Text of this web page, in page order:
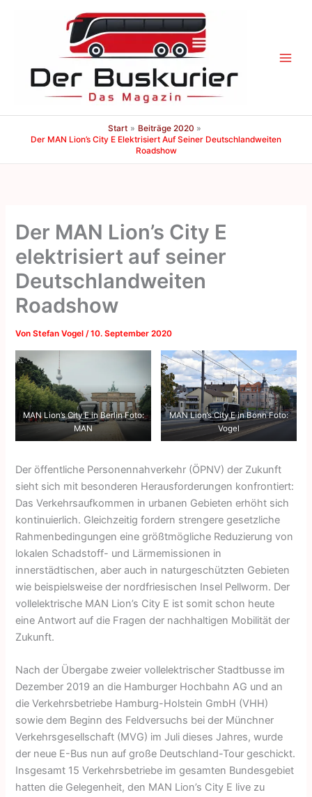
Start
Beiträge 2020
Der MAN Lion’s City E Elektrisiert Auf Seiner Deutschlandweiten
Roadshow
Der MAN Lion’s City E
elektrisiert auf seiner
Deutschlandweiten
Roadshow
VonStefan Vogel/10. September 2020
MAN Lion’s City E in Berlin Foto:
MAN
MAN Lion’s City E in Bonn Foto:
Vogel
Der öffentliche Personennahverkehr (ÖPNV) der Zukunft
sieht sich mit besonderen Herausforderungen konfrontiert:
Das Verkehrsaufkommen in urbanen Gebieten erhöht sich
kontinuierlich. Gleichzeitig fordern strengere gesetzliche
Rahmenbedingungen eine größtmögliche Reduzierung von
lokalen Schadstoff- und Lärmemissionen in
innerstädtischen, aber auch in naturgeschützten Gebieten
wie beispielsweise der nordfriesischen Insel Pellworm. Der
vollelektrische MAN Lion’s City E ist somit schon heute
eine Antwort auf die Fragen der nachhaltigen Mobilität der
Zukunft.
Nach der Übergabe zweier vollelektrischer Stadtbusse im
Dezember 2019 an die Hamburger Hochbahn AG und an
die Verkehrsbetriebe Hamburg-Holstein GmbH (VHH)
sowie dem Beginn des Feldversuchs bei der Münchner
Verkehrsgesellschaft (MVG) im Juli dieses Jahres, wurde
der neue E-Bus nun auf große Deutschland-Tour geschickt.
Insgesamt 15 Verkehrsbetriebe im gesamten Bundesgebiet
hatten die Gelegenheit, den MAN Lion’s City E live zu